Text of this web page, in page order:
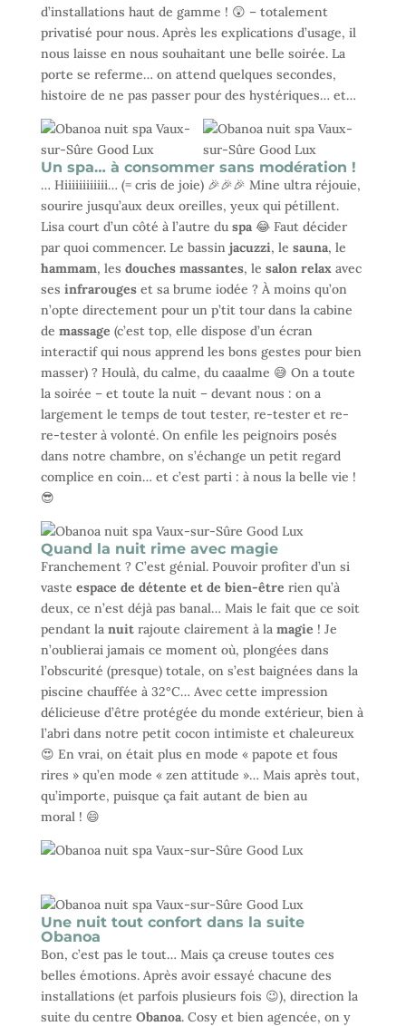
d’installations haut de gamme ! 😲 – totalement
privatisé pour nous. Après les explications d’usage, il
nous laisse en nous souhaitant une belle soirée. La
porte se referme… on attend quelques secondes,
histoire de ne pas passer pour des hystériques… et…
Un spa… à consommer sans modération !
… Hiiiiiiiiiiii… (= cris de joie) 🎉🎉🎉 Mine ultra réjouie,
sourire jusqu’aux deux oreilles, yeux qui pétillent.
Lisa court d’un côté à l’autre du spa😂 Faut décider
par quoi commencer. Le bassin jacuzzi, le sauna, le
hammam, les douches massantes, le salon relaxavec
ses infrarougeset sa brume iodée ? À moins qu’on
n’opte directement pour un p’tit tour dans la cabine
de massage (c’est top, elle dispose d’un écran
interactif qui nous apprend les bons gestes pour bien
masser) ? Houlà, du calme, du caaalme 😅 On a toute
la soirée – et toute la nuit – devant nous : on a
largement le temps de tout tester, re-tester et re-
re-tester à volonté. On enfile les peignoirs posés
dans notre chambre, on s’échange un petit regard
complice en coin… et c’est parti : à nous la belle vie !
😎
Quand la nuit rime avec magie
Franchement ? C’est génial. Pouvoir profiter d’un si
vaste espace de détente et de bien-être rien qu’à
deux, ce n’est déjà pas banal… Mais le fait que ce soit
pendant la nuitrajoute clairement à la magie ! Je
n’oublierai jamais ce moment où, plongées dans
l’obscurité (presque) totale, on s’est baignées dans la
piscine chauffée à 32°C… Avec cette impression
délicieuse d’être protégée du monde extérieur, bien à
l’abri dans notre petit cocon intimiste et chaleureux
😍 En vrai, on était plus en mode « papote et fous
rires » qu’en mode « zen attitude »… Mais après tout,
qu’importe, puisque ça fait autant de bien au
moral ! 😄
Une nuit tout confort dans la suite
Obanoa
Bon, c’est pas le tout… Mais ça creuse toutes ces
belles émotions. Après avoir essayé chacune des
installations (et parfois plusieurs fois 😉), direction la
suite du centre Obanoa. Cosy et bien agencée, on y